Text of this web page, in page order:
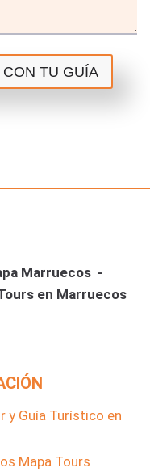
TU GUÍA
Marruecos -
en Marruecos
y Guía Turístico en
Mapa Tours